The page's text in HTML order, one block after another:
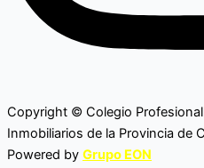
Copyright © Colegio
Inmobiliarios de la Provincia de
Powered by Grupo EON